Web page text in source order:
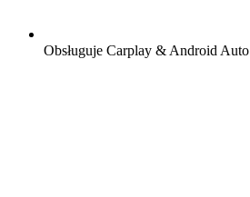
Obsługuje Carplay & Android Auto